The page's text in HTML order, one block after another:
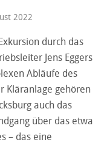
2022
durch das
Jens Eggers
Abläufe des
Kläranlage gehören
auch das
über das etwa
– das eine